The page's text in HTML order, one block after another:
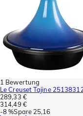
1 Bewertung
Le Creuset Tajine
289,33 €
314,49 €
-8 %Spare 25,16